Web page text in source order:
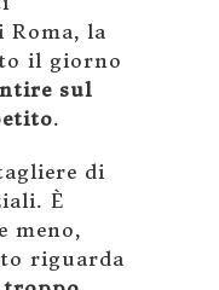
Roma, la
il giorno
sul
.
di
È
meno,
riguarda